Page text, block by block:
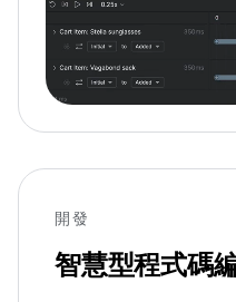
開發
智慧型程式碼